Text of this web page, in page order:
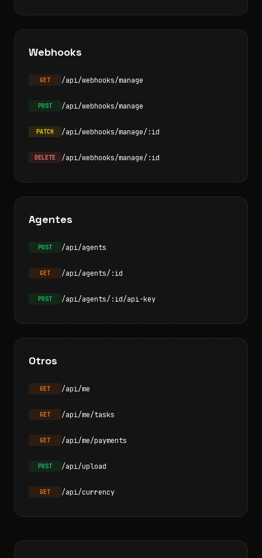
Webhooks
GET /api/webhooks/manage
POST /api/webhooks/manage
PATCH /api/webhooks/manage/:id
DELETE /api/webhooks/manage/:id
Agentes
POST /api/agents
GET /api/agents/:id
POST /api/agents/:id/api-key
Otros
GET /api/me
GET /api/me/tasks
GET /api/me/payments
POST /api/upload
GET /api/currency